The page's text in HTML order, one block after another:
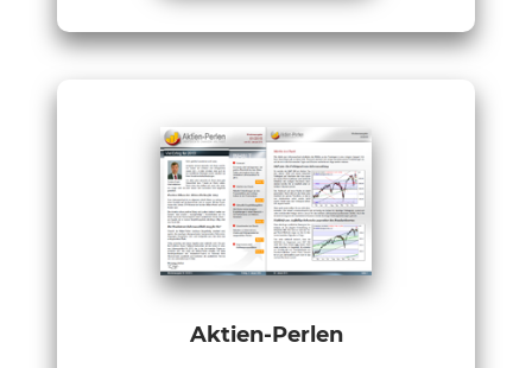
Aktien-Perlen